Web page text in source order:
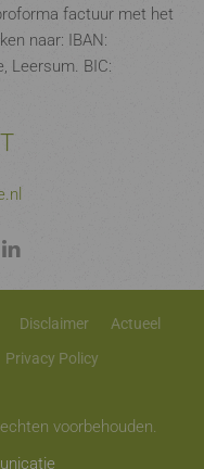
factuur met het
naar: IBAN:
Leersum. BIC:
Disclaimer
Actueel
Privacy Policy
voorbehouden.